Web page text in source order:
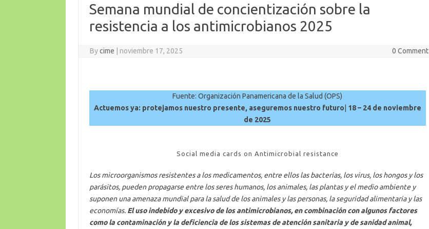
Semana mundial de concientización sobre la
resistencia a los antimicrobianos 2025
Bycime noviembre 17, 2025 0 Comment
Fuente: Organización Panamericana de la Salud (OPS)
Actuemos ya: protejamos nuestro presente, aseguremos nuestro futuro 18 – 24 de noviembre
de 2025
Social media cards on Antimicrobial resistance
Los microorganismos resistentes a los medicamentos, entre ellos las bacterias, los virus, los hongos y los
parásitos, pueden propagarse entre los seres humanos, los animales, las plantas y el medio ambiente y
suponen una amenaza mundial para la salud de los animales y las personas, la seguridad alimentaria y las
economías. El uso indebido y excesivo de los antimicrobianos, en combinación con algunos factores
como la contaminación y la deficiencia de los sistemas de atención sanitaria y de sanidad animal,